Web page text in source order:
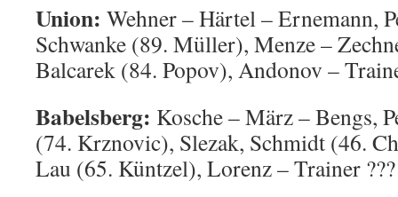
Union: Wehner – Härtel – Ernemann,
Schwanke (89. Müller), Menze –
Balcarek (84. Popov), Andonov –
Babelsberg: Kosche – März – Bengs,
(74. Krznovic), Slezak, Schmidt (46.
Lau (65. Küntzel), Lorenz – Trainer ???